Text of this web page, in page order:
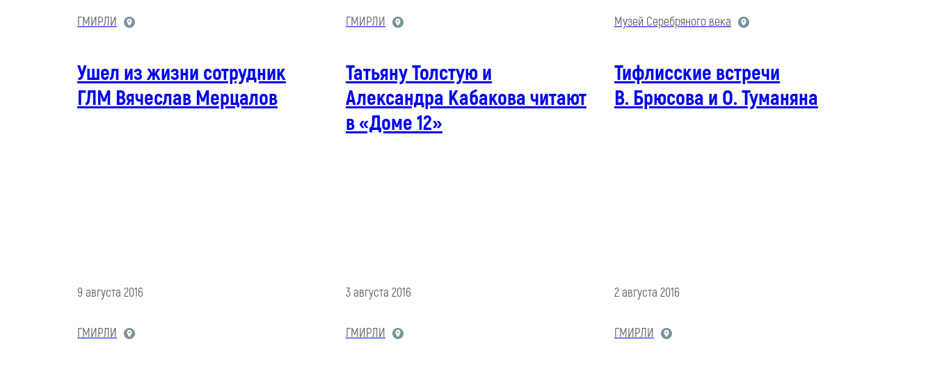
ГМИРЛИ
Ушел из жизни сотрудник
ГЛМ Вячеслав Мерцалов
ГМИРЛИ
Татьяну Толстую и
Александра Кабакова читают
в «Доме 12»
Музей Серебряного века
Тифлисские встречи
В. Брюсова и О. Туманяна
9 августа 2016
ГМИРЛИ
3 августа 2016
ГМИРЛИ
2 августа 2016
ГМИРЛИ